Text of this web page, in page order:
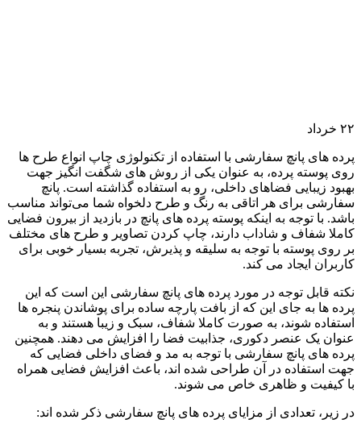
۲۲ خرداد
پرده های پانچ سفارشی با استفاده از تکنولوژی چاپ انواع طرح ها
روی پوسته پرده، به عنوان یکی از روش های شگفت انگیز جهت
بهبود زیبایی فضاهای داخلی، رو به استفاده گذاشته است. پانچ
سفارشی برای هر اتاقی به رنگ و طرح دلخواه شما می‌تواند مناسب
باشد. با توجه به اینکه پوسته پرده های پانچ در بازدید از بیرون فضایی
کاملا شفاف و شاداب دارند، چاپ کردن تصاویر و طرح های مختلف
بر روی پوسته با توجه به سلیقه و پذیرش، تجربه بسیار خوبی برای
کاربران ایجاد می کند.
نکته قابل توجه در مورد پرده های پانچ سفارشی این است که این
پرده ها به جای این که از بافت پارچه ساده برای پوشاندن پنجره ها
استفاده شوند، به صورت کاملا شفاف، سبک و زیبا هستند و به
عنوان یک عنصر دکوری، جذابیت فضا را افزایش می دهند. همچنین
پرده های پانچ سفارشی با توجه به مد و فضای داخلی فضایی که
جهت استفاده در آن طراحی شده اند، باعث افزایش فضایی همراه
با کیفیت و ظاهری خاص می شوند.
در زیر، تعدادی از مزایای پرده های پانچ سفارشی ذکر شده اند: